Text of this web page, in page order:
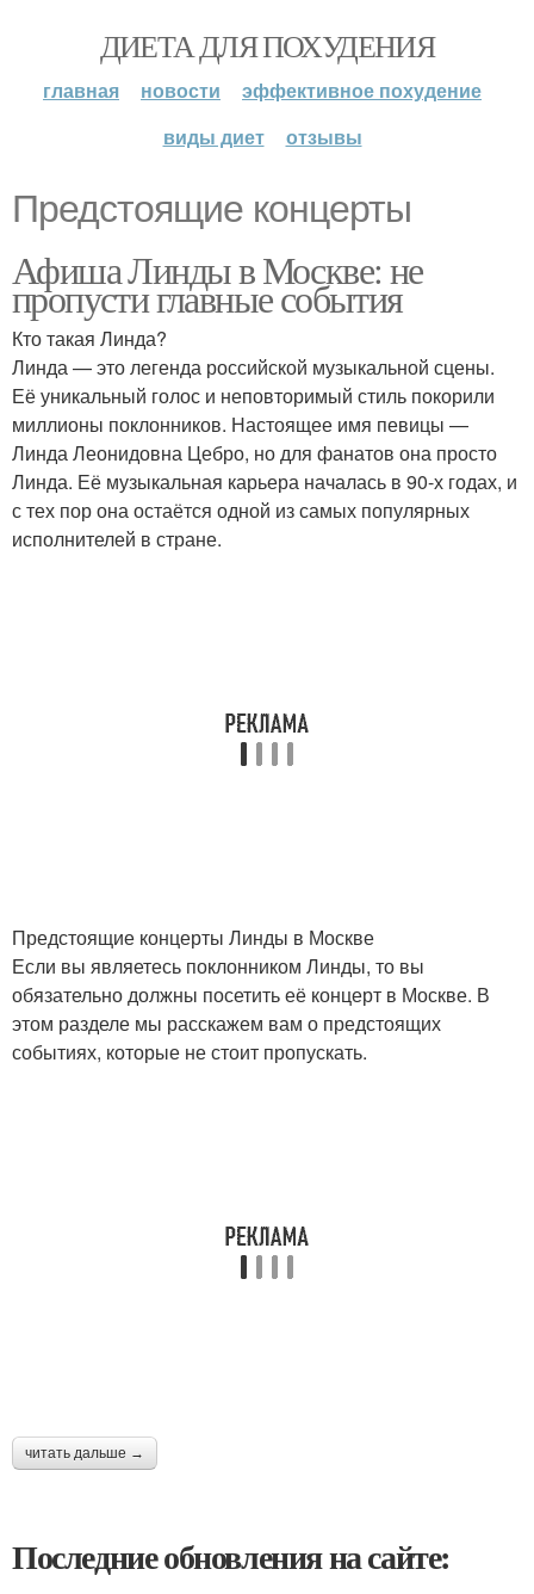
ДИЕТА ДЛЯ ПОХУДЕНИЯ
главная новости
эффективное похудение
виды диет
отзывы
Предстоящие концерты
Афиша Линды в Москве: не
пропусти главные события
Кто такая Линда?
Линда — это легенда российской музыкальной сцены.
Её уникальный голос и неповторимый стиль покорили
миллионы поклонников. Настоящее имя певицы —
Линда Леонидовна Цебро, но для фанатов она просто
Линда. Её музыкальная карьера началась в 90-х годах, и
с тех пор она остаётся одной из самых популярных
исполнителей в стране.
Предстоящие концерты Линды в Москве
Если вы являетесь поклонником Линды, то вы
обязательно должны посетить её концерт в Москве. В
этом разделе мы расскажем вам о предстоящих
событиях, которые не стоит пропускать.
читать дальше →
Последние обновления на сайте: